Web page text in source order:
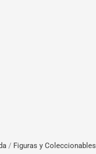
/ Figuras y Coleccionables